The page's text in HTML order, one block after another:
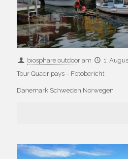
biosphäre outdoor am
1.
Tour Quadripays – Fotobericht
Dänemark Schweden Norwegen